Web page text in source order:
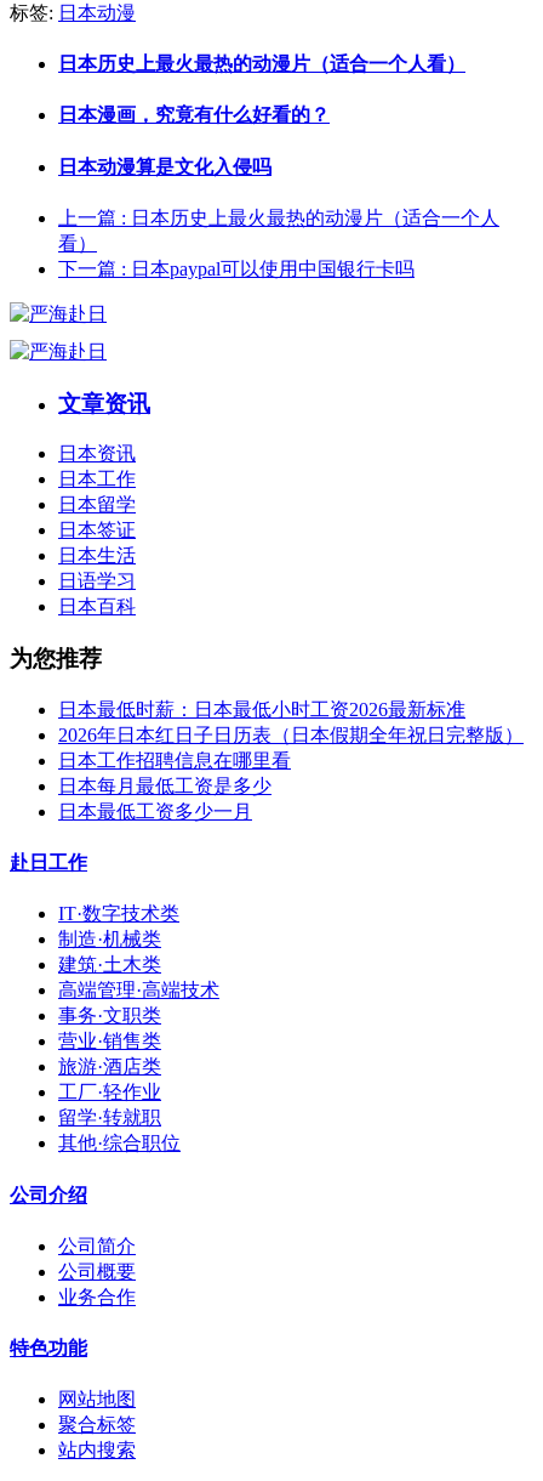
标签: 日本动漫
日本历史上最火最热的动漫片（适合一个人看）
日本漫画，究竟有什么好看的？
日本动漫算是文化入侵吗
上一篇 : 日本历史上最火最热的动漫片（适合一个人
看）
下一篇 : 日本paypal可以使用中国银行卡吗
文章资讯
日本资讯
日本工作
日本留学
日本签证
日本生活
日语学习
日本百科
为您推荐
日本最低时薪：日本最低小时工资2026最新标准
2026年日本红日子日历表（日本假期全年祝日完整版）
日本工作招聘信息在哪里看
日本每月最低工资是多少
日本最低工资多少一月
赴日工作
IT·数字技术类
制造·机械类
建筑·土木类
高端管理·高端技术
事务·文职类
营业·销售类
旅游·酒店类
工厂·轻作业
留学·转就职
其他·综合职位
公司介绍
公司简介
公司概要
业务合作
特色功能
网站地图
聚合标签
站内搜索